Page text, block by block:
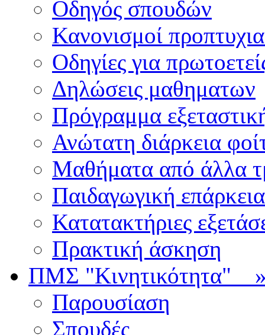
Οδηγός σπουδών
Κανονισμοί
Οδηγίες για
Δηλώσεις μαθηματων
Πρόγραμμα
Ανώτατη διάρκεια
Μαθήματα από άλλα
Παιδαγωγική επάρκεια
Κατατακτήριες
Πρακτική άσκηση
ΠΜΣ "Κινητικότητα"
Παρουσίαση
Σπουδές